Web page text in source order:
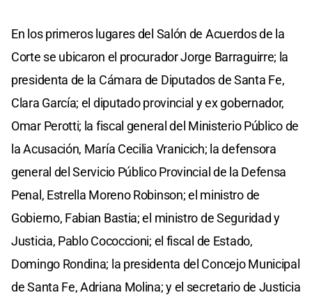
En los primeros lugares del Salón de Acuerdos de la
Corte se ubicaron el procurador Jorge Barraguirre; la
presidenta de la Cámara de Diputados de Santa Fe,
Clara García; el diputado provincial y ex gobernador,
Omar Perotti; la fiscal general del Ministerio Público de
la Acusación, María Cecilia Vranicich; la defensora
general del Servicio Público Provincial de la Defensa
Penal, Estrella Moreno Robinson; el ministro de
Gobierno, Fabian Bastia; el ministro de Seguridad y
Justicia, Pablo Cococcioni; el fiscal de Estado,
Domingo Rondina; la presidenta del Concejo Municipal
de Santa Fe, Adriana Molina; y el secretario de Justicia